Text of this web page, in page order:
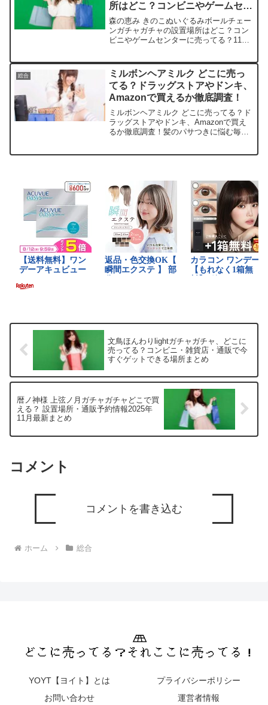
所はどこ？コンビニやゲームセン
ターに売ってる？11月発売最新
まとめ
森の恵み きのこぬいぐるみボールチェー
ンガチャガチャの設置場所はどこ？コン
ビニやゲームセンターに売ってる？11月
ている取扱店や、平均的な値段、安く買
える場所などを手短...
総合
ミルボンヘアミルク どこに売っ
てる？ドラッグストアやドンキ、
Amazonで買えるか徹底調査！
ミルボンヘアミルク どこに売ってる？ド
ラッグストアやドンキ、Amazonで買え
るか徹底調査！髪のパサつきに悩む毎
文鳥ほんわりlightガチャガチャ、どこに
売ってる？コンビニ・雑貨店・通販で今
すぐゲットできる場所まとめ
暦ノ神様 上弦ノ月ガチャガチャどこで買
える？ 設置場所・通販予約情報2025年
11月最新まとめ
コメント
コメントを書き込む
ホーム 総合
YOYT【ヨイト】とは
プライバシーポリシー
お問い合わせ
運営者情報